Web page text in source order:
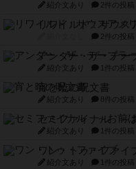
紹介文あり 2件の投稿
リワイルド：サウス
2件の投稿
アンダー・ザ・テー
紹介文あり 1件の投稿
宵と暁の呪文書
紹介文あり 8件の投稿
セミファイナル ～
紹介文あり 1件の投稿
ワン・トゥ・ファイ
紹介文あり 1件の投稿